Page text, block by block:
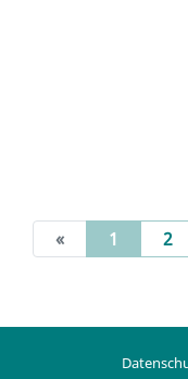
« 1 (current)
2